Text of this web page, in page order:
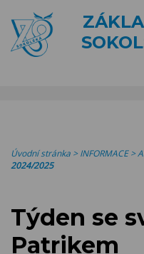
Úvodní stránka >INFORMACE>
2024/2025
Týden se
Patrikem